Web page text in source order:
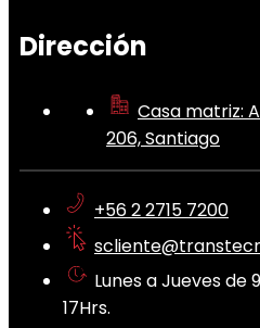
Dirección
Casa matriz:
206, Santiago
+56 2 2715 7200
Lunes a Jueves de
17Hrs.